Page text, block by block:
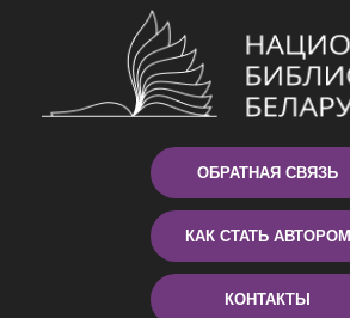
ОБРАТНАЯ СВЯЗЬ
КАК СТАТЬ АВТОРОМ
КОНТАКТЫ